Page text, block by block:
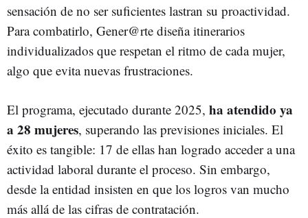
sensación de no ser suficientes lastran su proactividad.
Para combatirlo, Gener@rte diseña itinerarios
individualizados que respetan el ritmo de cada mujer,
algo que evita nuevas frustraciones.
El programa, ejecutado durante 2025, ha atendido ya
a 28 mujeres, superando las previsiones iniciales. El
éxito es tangible: 17 de ellas han logrado acceder a una
actividad laboral durante el proceso. Sin embargo,
desde la entidad insisten en que los logros van mucho
más allá de las cifras de contratación.